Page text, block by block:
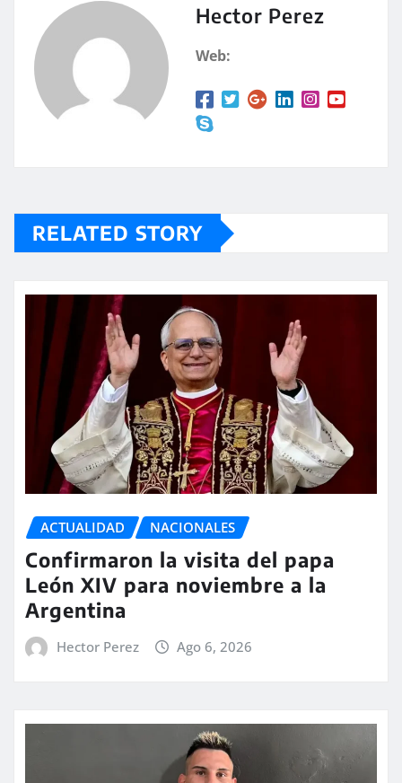
A
p
rt
Hector Perez
Web:
RELATED STORY
ACTUALIDAD NACIONALES
Confirmaron la visita del papa
León XIV para noviembre a la
Argentina
Hector Perez Ago 6, 2026